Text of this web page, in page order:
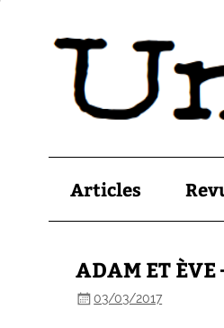
Articles
ADAM ET
03/03/2017